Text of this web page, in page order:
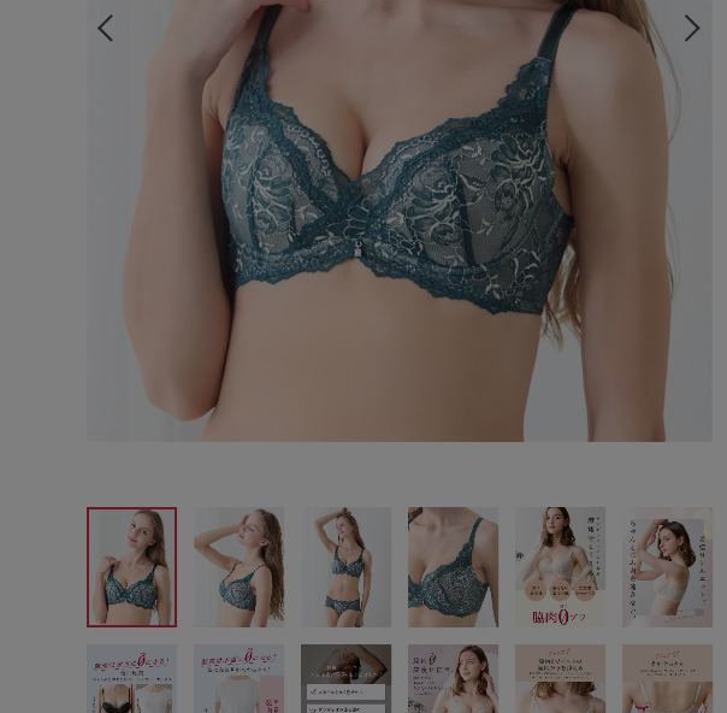
マタニティ
ギフトラッピング
サイズからブラを探す
A75
B70 B75 B80
D65 D70 D80 D85
E65 E70 E75 E80 E85
F65 F70 F75 F80